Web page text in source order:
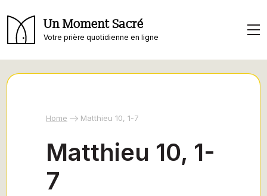
Un Moment Sacré
Votre prière quotidienne en ligne
Home Matthieu 10, 1-7
Matthieu 10, 1-
7